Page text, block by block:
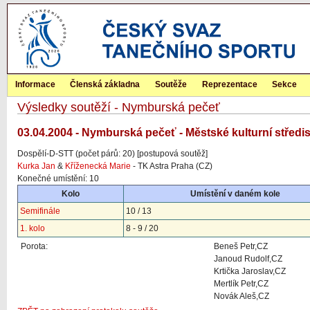
Informace Členská základna Soutěže Reprezentace Sekce
Výsledky soutěží - Nymburská pečeť
03.04.2004 - Nymburská pečeť - Městské kulturní
Dospělí-D-STT (počet párů: 20) [postupová soutěž]
Kurka Jan & Kříženecká Marie - TK Astra Praha (CZ)
Konečné umístění: 10
Kolo
Umístění v daném kole
Semifinále
10 / 13
1. kolo
8 - 9 / 20
Porota:
Beneš Petr,CZ
Janoud Rudolf,CZ
Krtička Jaroslav,CZ
Mertlík Petr,CZ
Novák Aleš,CZ